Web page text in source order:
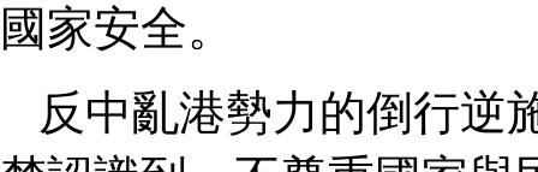
國家安全。
反中亂港勢力的倒行逆